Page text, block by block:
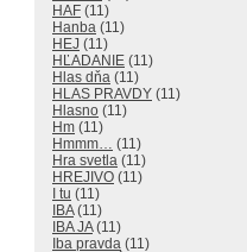
HAF (11)
Hanba (11)
HEJ (11)
HĽADANIE (11)
Hlas dňa (11)
HLAS PRAVDY (11)
Hlasno (11)
Hm (11)
Hmmm… (11)
Hra svetla (11)
HREJIVO (11)
I tu (11)
IBA(11)
IBA JA(11)
Iba pravda (11)